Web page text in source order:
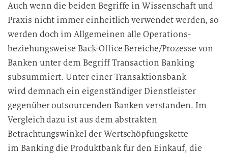
Auch wenn die beiden Begriffe in Wissenschaft und
Praxis nicht immer einheitlich verwendet werden, so
werden doch im Allgemeinen alle Operations-
beziehungsweise Back-Office Bereiche/Prozesse von
Banken unter dem Begriff Transaction Banking
subsummiert. Unter einer Transaktionsbank
wird demnach ein eigenständiger Dienstleister
gegenüber outsourcenden Banken verstanden. Im
Vergleich dazu ist aus dem abstrakten
Betrachtungswinkel der Wertschöpfungskette
im Banking die Produktbank für den Einkauf, die